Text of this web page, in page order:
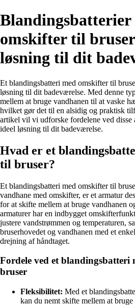
Blandingsbatterier
omskifter til
løsning til dit
Et blandingsbatteri med omskifter til
løsning til dit badeværelse. Med denne
mellem at bruge vandhanen til at vaske
hvilket gør det til en alsidig og praktisk
artikel vil vi udforske fordelene ved disse
ideel løsning til dit badeværelse.
Hvad er et
til bruser?
Et blandingsbatteri med omskifter til
vandhane med omskifter, er et armatur
for at skifte mellem at bruge vandhanen
armaturer har en indbygget
justere vandstrømmen og temperaturen,
bruserhovedet og vandhanen med et
drejning af håndtaget.
Fordele ved et blandingsbatteri
bruser
Fleksibilitet: Med et
kan du nemt skifte mellem at